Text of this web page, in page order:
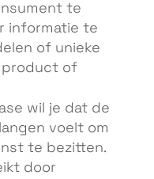
te
informatie te
of unieke
product of
wil je dat de
voelt om
te bezitten.
door